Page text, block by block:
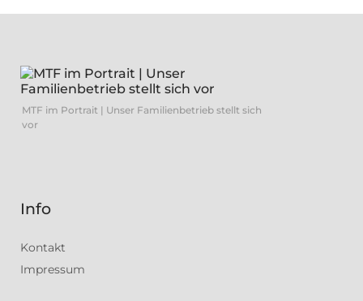
MTF im Portrait | Unser Familienbetrieb stellt sich
vor
Info
Kontakt
Impressum